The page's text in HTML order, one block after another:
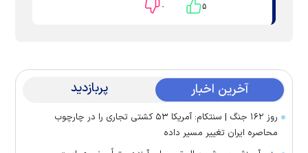
۵ ۰
آخرین اخبار پربازدید
روز ۱۶۲ جنگ | سنتکام: آمریکا ۵۳ کشتی تجاری را در چارچوب
محاصره ایران تغییر مسیر داده